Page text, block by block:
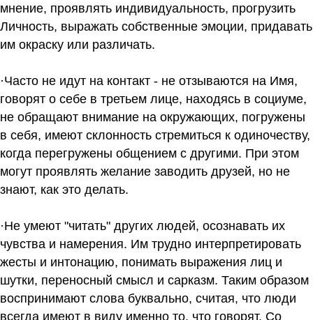
мнение, проявлять индивидуальность, прогрузить
Личность, выражать собственные эмоции, придавать
им окраску или различать.
·Часто не идут на контакт - не отзываются на Имя,
говорят о себе в третьем лице, находясь в социуме,
не обращают внимание на окружающих, погружены
в себя, имеют склонность стремиться к одиночеству,
когда перегружены общением с другими. При этом
могут проявлять желание заводить друзей, но не
знают, как это делать.
·Не умеют "читать" других людей, осознавать их
чувства и намерения. Им трудно интерпретировать
жесты и интонацию, понимать выражения лиц и
шутки, переносный смысл и сарказм. Таким образом
воспринимают слова буквально, считая, что люди
всегда имеют в виду именно то, что говорят. Со